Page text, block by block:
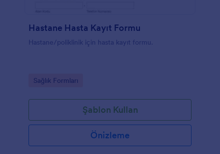
Hastane Hasta Kayıt Formu
Hastane/poliklinik için hasta kayıt formu.
Go to Category:
Sağlık Formları
Şablon Kullan
Önizleme